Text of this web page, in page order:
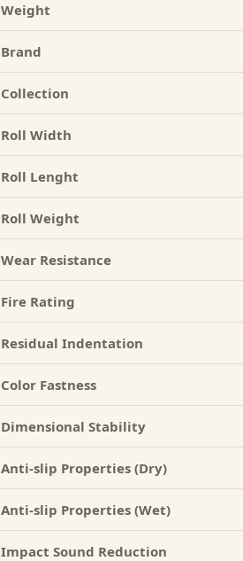
Weight
Brand
Collection
Roll Width
Roll Lenght
Roll Weight
Wear Resistance
Fire Rating
Residual Indentation
Color Fastness
Dimensional Stability
Anti-slip Properties (Dry)
Anti-slip Properties (Wet)
Impact Sound Reduction